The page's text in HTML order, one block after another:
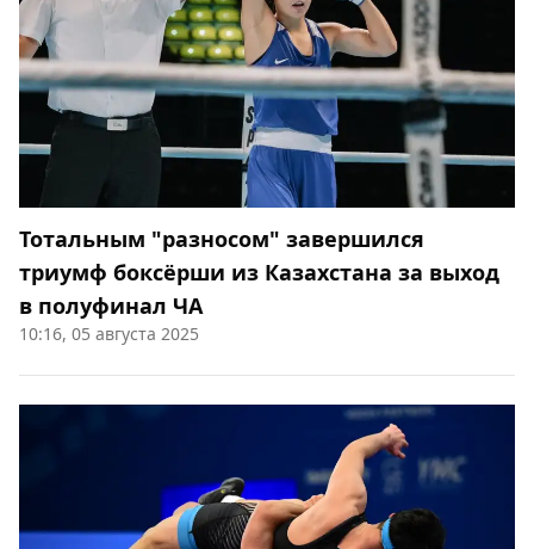
Тотальным "разносом" завершился
триумф боксёрши из Казахстана за выход
в полуфинал ЧА
10:16, 05 августа 2025